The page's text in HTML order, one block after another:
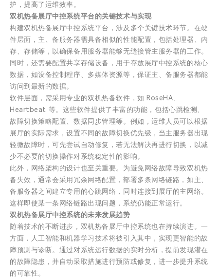
护，提高了运维效率。
双机热备展厅中控系统平台的关键技术与实现
构建双机热备展厅中控系统平台，涉及多个关键技术环节。在硬
件层面，主、备服务器需具备相似的性能配置，包括处理器、内
存、存储等，以确保备用服务器能够无缝接管主服务器的工作。
同时，还需要配置共享存储设备，用于存放展厅中控系统的核心
数据，如设备控制程序、多媒体资源等，保证主、备服务器都能
访问到最新的数据。
软件层面，需采用专业的双机热备软件，如 RoseHA、
Heartbeat 等。这些软件提供了丰富的功能，包括心跳检测、
故障切换策略配置、数据同步管理等。例如，运维人员可以根据
展厅的实际需求，设置不同的故障切换优先级，当主服务器出现
轻微故障时，可先尝试自动修复，若无法解决再进行切换，以减
少不必要的切换操作对系统稳定性的影响。
此外，网络架构的设计也至关重要。为避免网络故障导致双机热
备失效，通常会采用冗余网络配置，部署多条网络链路，如主、
备服务器之间建立专用的心跳网络，同时连接到展厅的主网络。
这样即使某一条网络链路出现问题，系统仍能正常运行。
双机热备展厅中控系统的未来发展趋势
随着技术的不断进步，双机热备展厅中控系统也在持续演进。一
方面，人工智能和机器学习技术将被引入其中，实现更智能的故
障预测与诊断。通过对系统运行数据的实时分析，提前发现潜在
的故障隐患，并自动采取措施进行预防或修复，进一步提升系统
的可靠性。